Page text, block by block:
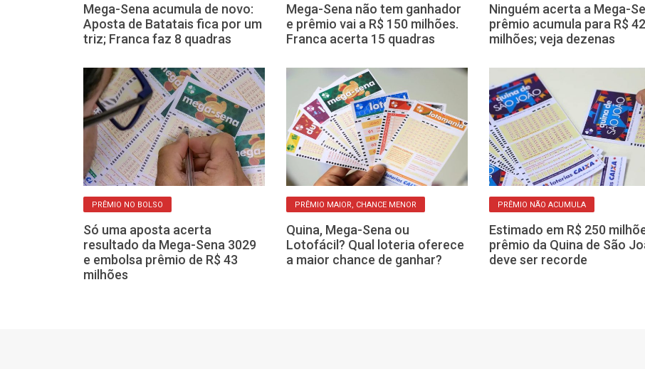
Mega-Sena acumula de novo:
Aposta de Batatais fica por um
triz; Franca faz 8 quadras
Mega-Sena não tem ganhador
e prêmio vai a R$ 150 milhões.
Franca acerta 15 quadras
Ninguém acerta a Mega-
prêmio acumula para R$ 42
milhões; veja dezenas
PRÊMIO NO BOLSO
Só uma aposta acerta
resultado da Mega-Sena 3029
e embolsa prêmio de R$ 43
milhões
PRÊMIO MAIOR, CHANCE MENOR
Quina, Mega-Sena ou
Lotofácil? Qual loteria oferece
a maior chance de ganhar?
PRÊMIO NÃO ACUMULA
Estimado em R$ 250
prêmio da Quina de São
deve ser recorde